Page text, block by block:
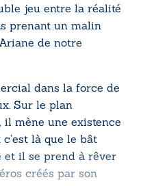
jeu entre la réalité
prenant un malin
de notre
dans la force de
Sur le plan
mène une existence
là que le bât
et il se prend à rêver
créés par son